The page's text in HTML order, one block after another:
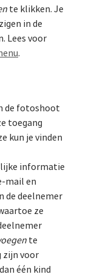
te klikken. Je
in de
Lees voor
.
de fotoshoot
toegang
kun je vinden
informatie
mail en
de deelnemer
ze
te
zijn voor
één kind